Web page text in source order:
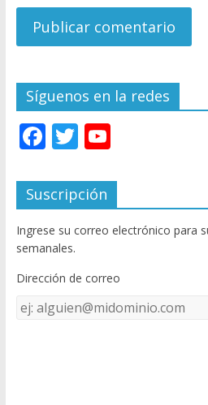
Síguenos en la redes
F
e
b
o
o
k
T
itt
er
Y
u
T
u
e
C
Suscripción
Ingrese su correo electrónico para
semanales.
Dirección de correo
Dirección
de